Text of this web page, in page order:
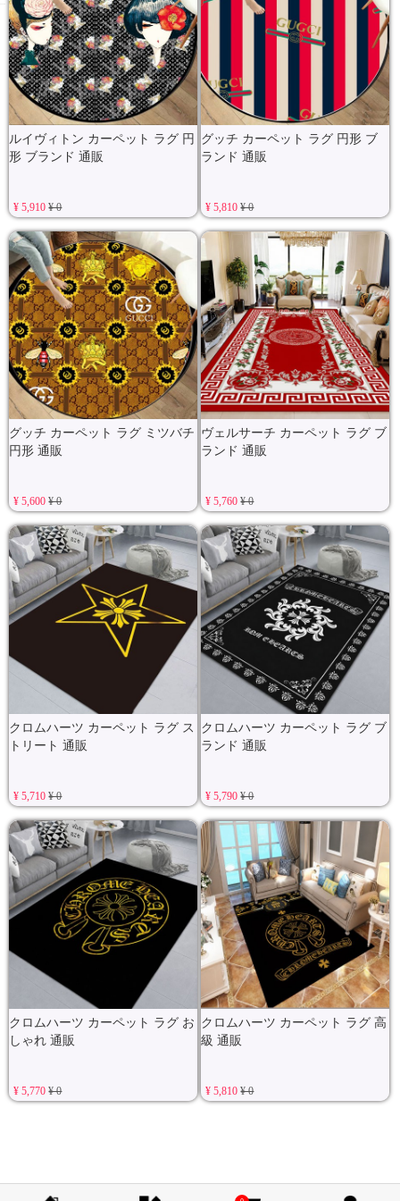
ルイヴィトン カーペット ラグ 円
形 ブランド 通販
¥ 5,910¥ 0
グッチ カーペット ラグ 円形 ブ
ランド 通販
¥ 5,810¥ 0
グッチ カーペット ラグ ミツバチ
円形 通販
¥ 5,600¥ 0
ヴェルサーチ カーペット ラグ ブ
ランド 通販
¥ 5,760¥ 0
クロムハーツ カーペット ラグ ス
トリート 通販
¥ 5,710¥ 0
クロムハーツ カーペット ラグ ブ
ランド 通販
¥ 5,790¥ 0
クロムハーツ カーペット ラグ お
しゃれ 通販
¥ 5,770¥ 0
クロムハーツ カーペット ラグ 高
級 通販
¥ 5,810¥ 0